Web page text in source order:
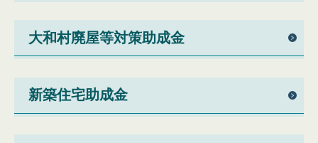
大和村廃屋等対策助成金
新築住宅助成金